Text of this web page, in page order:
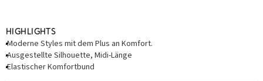
Highlights
Moderne Styles mit dem Plus an Komfort.
Ausgestellte Silhouette, Midi-Länge
Elastischer Komfortbund